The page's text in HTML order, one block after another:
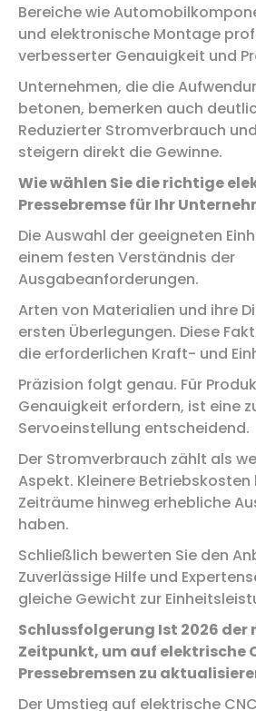
Bereiche wie
und elektronische Montage
verbesserter Genauigkeit und
Unternehmen, die die
betonen, bemerken auch
Reduzierter Stromverbrauch
steigern direkt die Gewinne.
Wie wählen Sie die richtige
Pressebremse für Ihr
Die Auswahl der geeigneten
einem festen Verständnis der
Ausgabeanforderungen.
Arten von Materialien und ihre
ersten Überlegungen. Diese
die erforderlichen Kraft- und
Präzision folgt genau. Für
Genauigkeit erfordern, ist eine
Servoeinstellung entscheidend.
Der Stromverbrauch zählt als
Aspekt. Kleinere Betriebskosten
Zeiträume hinweg erhebliche
haben.
Schließlich bewerten Sie den
Zuverlässige Hilfe und
gleiche Gewicht zur
Schlussfolgerung Ist 2026 der
Zeitpunkt, um auf elektrische
Pressebremsen zu
Der Umstieg auf elektrische